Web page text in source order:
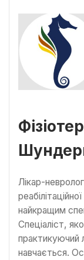
Лікар-
найкращим
Спеціаліст,
практикуючий
навчається.